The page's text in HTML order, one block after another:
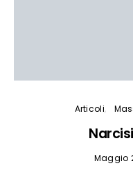
Articoli
Maggio